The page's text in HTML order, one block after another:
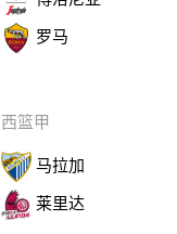
罗马
西篮甲
马拉加
莱里达